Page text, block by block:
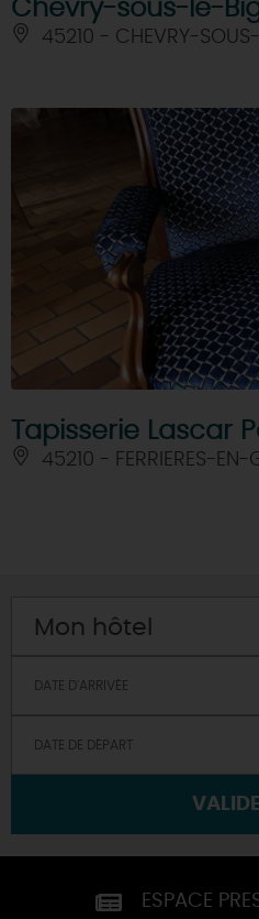
Chevry-sous-le-
45210 - CHEVRY-
Tapisserie Lascar
45210 - FERRIERES-EN-
Mon hôtel
ESPACE